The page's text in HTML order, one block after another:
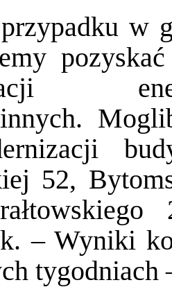
w
52,
– Wyniki
tygodniach